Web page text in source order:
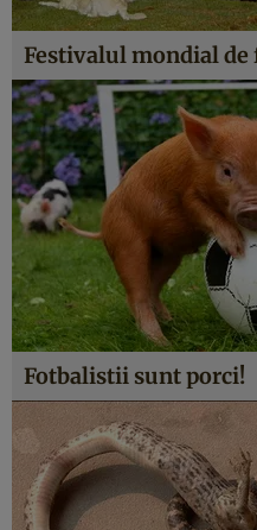
Festivalul mondial
Fotbalistii sunt porci!